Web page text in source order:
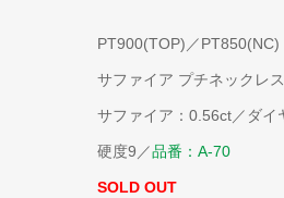
PT900(TOP)／PT850(NC)
サファイア プチネックレス
サファイア：0.56ct／ダイ
硬度9／品番：A-70
SOLD OUT